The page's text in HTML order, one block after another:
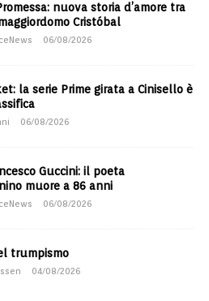
nuova storia d’amore tra
Cristóbal
06/08/2026
la serie Prime girata a Cinisello è
06/08/2026
Guccini: il poeta
muore a 86 anni
06/08/2026
trumpismo
04/08/2026